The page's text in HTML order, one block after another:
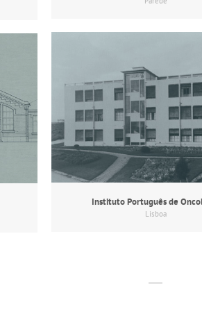
Instituto Português de
Lisboa